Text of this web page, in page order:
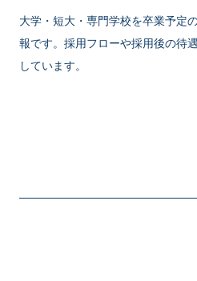
大学・短大・専門学校を卒業予定
報です。採用フローや採用後の待
しています。